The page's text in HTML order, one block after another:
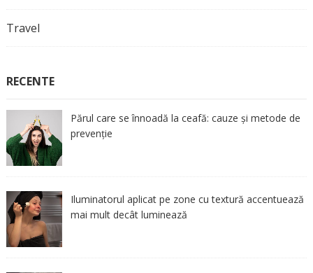
Travel
RECENTE
Părul care se înnoadă la ceafă: cauze și metode de
prevenție
Iluminatorul aplicat pe zone cu textură accentuează
mai mult decât luminează